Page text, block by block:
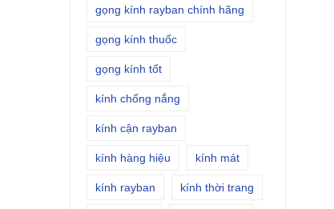
gọng kính rayban chính hãng
gọng kính thuốc
gọng kính tốt
kính chống nắng
kính cận rayban
kính hàng hiệu kính mát
kính rayban kính thời trang